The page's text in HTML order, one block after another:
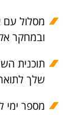
מסלול עם
ובמחקר
תוכנית
שלך
מספר ימי